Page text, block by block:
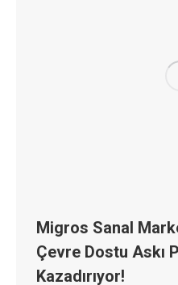
Migros Sanal
Çevre Dostu Askı
Kazadırıyor!